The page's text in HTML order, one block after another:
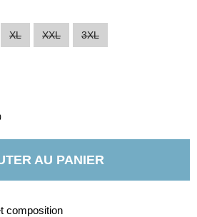
XL XXL 3XL
AU PANIER
composition